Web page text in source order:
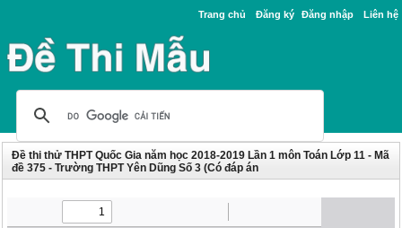
Trang chủ Đăng ký Đăng nhập Liên hệ
Đề thi thử THPT Quốc Gia năm học 2018-2019 Lần 1 môn Toán Lớp 11 - Mã
đề 375 - Trường THPT Yên Dũng Số 3 (Có đáp án